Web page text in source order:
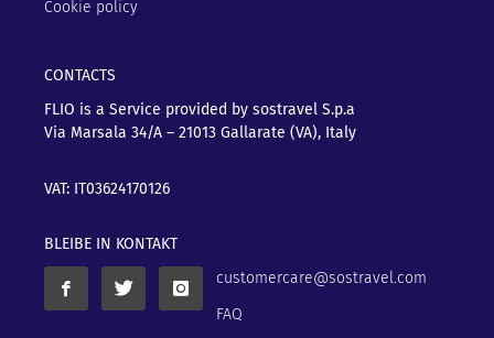
Cookie policy
CONTACTS
FLIO is a Service provided by sostravel S.p.a
Via Marsala 34/A – 21013 Gallarate (VA), Italy
VAT: IT03624170126
BLEIBE IN KONTAKT
customercare@sostravel.com
FAQ